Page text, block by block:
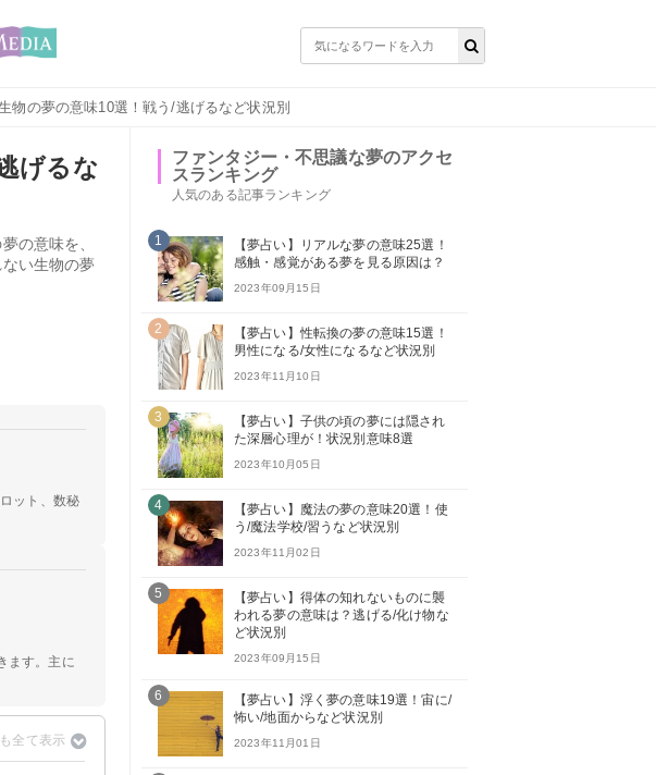
物の夢の意味10選！戦う/逃げるなど状況別
げるな
の意味を、
い生物の夢
ット、数秘
ます。主に
ファンタジー・不思議な夢のアクセ
スランキング
人気のある記事ランキング
1
【夢占い】リアルな夢の意味25選！
感触・感覚がある夢を見る原因は？
2023年09月15日
2
【夢占い】性転換の夢の意味15選！
男性になる/女性になるなど状況別
2023年11月10日
3
【夢占い】子供の頃の夢には隠され
た深層心理が！状況別意味8選
2023年10月05日
4
【夢占い】魔法の夢の意味20選！使
う/魔法学校/習うなど状況別
2023年11月02日
5
【夢占い】得体の知れないものに襲
われる夢の意味は？逃げる/化け物な
ど状況別
2023年09月15日
6
【夢占い】浮く夢の意味19選！宙に/
怖い/地面からなど状況別
2023年11月01日